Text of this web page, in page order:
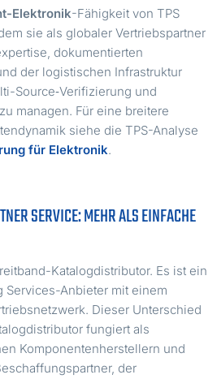
Elektronik-Fähigkeit von TPS
sie als globaler Vertriebspartner
dokumentierten
der logistischen Infrastruktur
Source‑Verifizierung und
managen. Für eine breitere
siehe die TPS-Analyse
für Elektronik.
SERVICE: MEHR ALS EINFACHE
Katalogdistributor. Es ist ein
Services-Anbieter mit einem
Dieser Unterschied
fungiert als
Komponentenherstellern und
der